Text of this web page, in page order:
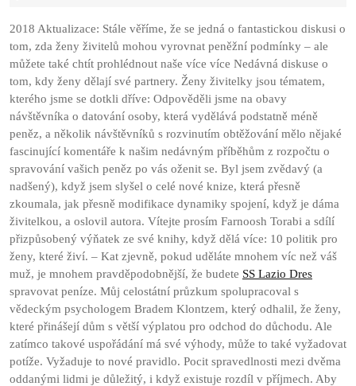
2018 Aktualizace: Stále věříme, že se jedná o fantastickou diskusi o
tom, zda ženy živitelů mohou vyrovnat peněžní podmínky – ale
můžete také chtít prohlédnout naše více více Nedávná diskuse o
tom, kdy ženy dělají své partnery. Ženy živitelky jsou tématem,
kterého jsme se dotkli dříve: Odpověděli jsme na obavy
návštěvníka o datování osoby, která vydělává podstatně méně
peněz, a několik návštěvníků s rozvinutím obtěžování mělo nějaké
fascinující komentáře k našim nedávným příběhům z rozpočtu o
spravování vašich peněz po vás oženit se. Byl jsem zvědavý (a
nadšený), když jsem slyšel o celé nové knize, která přesně
zkoumala, jak přesně modifikace dynamiky spojení, když je dáma
živitelkou, a oslovil autora. Vítejte prosím Farnoosh Torabi a sdílí
přizpůsobený výňatek ze své knihy, když dělá více: 10 politik pro
ženy, které živí. – Kat zjevně, pokud uděláte mnohem víc než váš
muž, je mnohem pravděpodobnější, že budete SS Lazio Dres
spravovat peníze. Můj celostátní průzkum spolupracoval s
vědeckým psychologem Bradem Klontzem, který odhalil, že ženy,
které přinášejí dům s větší výplatou pro odchod do důchodu. Ale
zatímco takové uspořádání má své výhody, může to také vyžadovat
potíže. Vyžaduje to nové pravidlo. Pocit spravedlnosti mezi dvěma
oddanými lidmi je důležitý, i když existuje rozdíl v příjmech. Aby